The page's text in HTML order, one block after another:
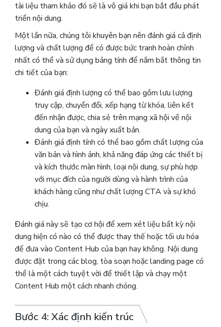
tài liệu tham khảo đó sẽ là vô giá khi bạn bắt đầu phát
triển nội dung.
Một lần nữa, chúng tôi khuyên bạn nên đánh giá cả định
lượng và chất lượng để có được bức tranh hoàn chỉnh
nhất có thể và sử dụng bảng tính để nắm bắt thông tin
chi tiết của bạn:
Đánh giá định lượng có thể bao gồm lưu lượng
truy cập, chuyển đổi, xếp hạng từ khóa, liên kết
đến nhận được, chia sẻ trên mạng xã hội về nội
dung của bạn và ngày xuất bản.
Đánh giá định tính có thể bao gồm chất lượng của
văn bản và hình ảnh, khả năng đáp ứng các thiết bị
và kích thước màn hình, loại nội dung, sự phù hợp
với mục đích của người dùng và hành trình của
khách hàng cũng như chất lượng CTA và sự khó
chịu.
Đánh giá này sẽ tạo cơ hội để xem xét liệu bất kỳ nội
dung hiện có nào có thể được thay thế hoặc tối ưu hóa
để đưa vào Content Hub của bạn hay không. Nội dung
được đặt trong các blog, tòa soạn hoặc landing page có
thể là một cách tuyệt vời để thiết lập và chạy một
Content Hub một cách nhanh chóng.
Bước 4: Xác định kiến ​​trúc